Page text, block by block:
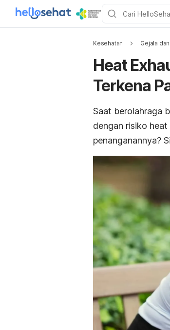
Kesehatan Gejala
Heat
Terkena
Saat berolahraga
dengan risiko heat
penanganannya?